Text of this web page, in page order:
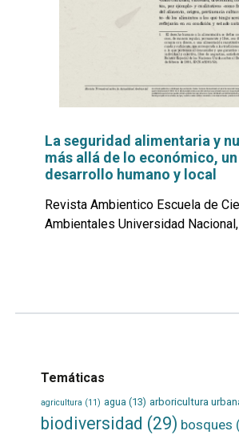
La seguridad alimentaria y
más allá de lo económico,
desarrollo humano y local
Revista Ambientico Escuela de
Ambientales Universidad
Temáticas
agricultura (11) agua (13) arboricultura
biodiversidad (29) bosques